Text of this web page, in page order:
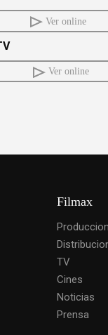
Ver online
Ver online
Filmax
Produccion
TV
Cines
Noticias
Prensa